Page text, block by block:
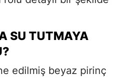
SU TUTMAYA
edilmiş beyaz pirinç